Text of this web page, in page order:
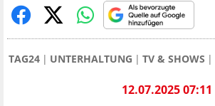
TAG24 UNTERHALTUNG TV & SHOWS
12.07.2025 07:11